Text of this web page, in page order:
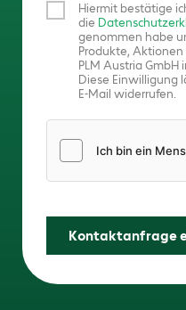
Hiermit bestätige
die
genommen habe
Produkte,
PLM Austria
Diese Einwilligung
E-Mail widerrufen.
Kontaktanfrage